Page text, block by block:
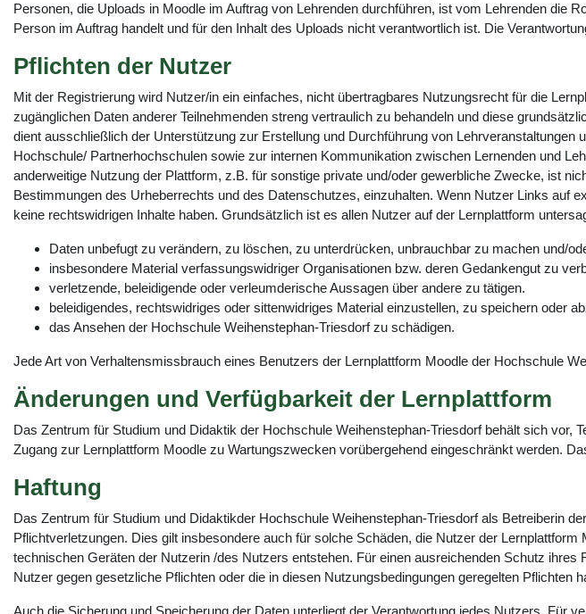
Personen, die Uploads in Moodle im Auftrag von Lehrenden durchführen, ist vom Lehrenden die
Person im Auftrag handelt und für den Inhalt des Uploads nicht verantwortlich ist. Die
Pflichten der Nutzer
Mit der Registrierung wird Nutzer/in ein einfaches, nicht übertragbares Nutzungsrecht für die
zugänglichen Daten anderer Teilnehmenden streng vertraulich zu behandeln und diese
dient ausschließlich der Unterstützung zur Erstellung und Durchführung von
Hochschule/ Partnerhochschulen sowie zur internen Kommunikation zwischen Lernenden und
anderweitige Nutzung der Plattform, z.B. für sonstige private und/oder gewerbliche Zwecke, ist
Bestimmungen des Urheberrechts und des Datenschutzes, einzuhalten. Wenn Nutzer Links auf
keine rechtswidrigen Inhalte haben. Grundsätzlich ist es allen Nutzer auf der Lernplattform
Daten unbefugt zu verändern, zu löschen, zu unterdrücken, unbrauchbar zu machen und/
insbesondere Material verfassungswidriger Organisationen bzw. deren Gedankengut zu
verletzende, beleidigende oder verleumderische Aussagen über andere zu tätigen.
beleidigendes, rechtswidriges oder sittenwidriges Material einzustellen, zu speichern oder
das Ansehen der Hochschule Weihenstephan-Triesdorf zu schädigen.
Jede Art von Verhaltensmissbrauch eines Benutzers der Lernplattform Moodle der Hochschule
Änderungen und Verfügbarkeit der Lernplattform
Das Zentrum für Studium und Didaktik der Hochschule Weihenstephan-Triesdorf behält sich
Zugang zur Lernplattform Moodle zu Wartungszwecken vorübergehend eingeschränkt werden.
Haftung
Das Zentrum für Studium und Didaktikder Hochschule Weihenstephan-Triesdorf als Betreiberin
Pflichtverletzungen. Dies gilt insbesondere auch für solche Schäden, die Nutzer der
technischen Geräten der Nutzerin /des Nutzers entstehen. Für einen ausreichenden Schutz
Nutzer gegen gesetzliche Pflichten oder die in diesen Nutzungsbedingungen geregelten Pflichten
Auch die Sicherung und Speicherung der Daten unterliegt der Verantwortung jedes Nutzers. Für